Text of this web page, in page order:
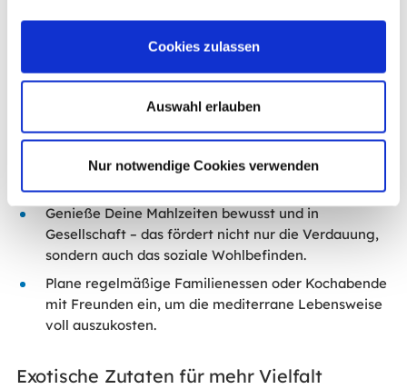
Cookies zulassen
Auswahl erlauben
Nur notwendige Cookies verwenden
Gesunde Snacksund Freude am Essen
Früchte als nährstoffreichen Snack für
zwischendurch vor.
Hummus mit Gemüsesticks ist eine proteinreiche
Genieße Deine Mahlzeiten bewusst und in
Gesellschaft – das fördert nicht nur die Verdauung,
sondern auch das soziale Wohlbefinden.
Plane regelmäßige Familienessen oder Kochabende
mit Freunden ein, um die mediterrane Lebensweise
voll auszukosten.
Exotische Zutaten für mehr Vielfalt